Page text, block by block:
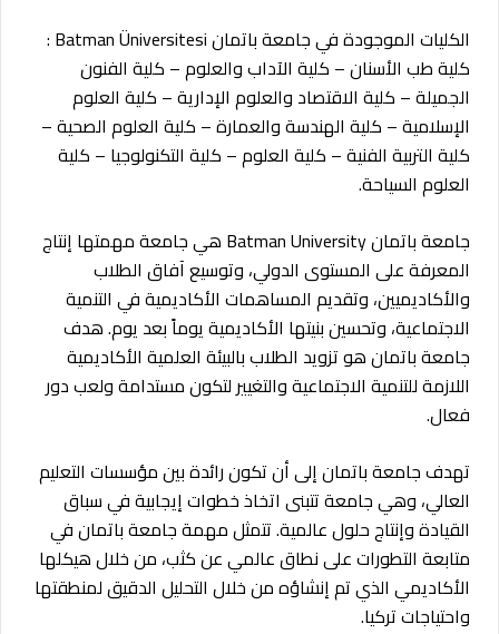
الكليات الموجودة في جامعة باتمان Batman Üniversitesi :
كلية طب الأسنان – كلية الآداب والعلوم – كلية الفنون
الجميلة – كلية الاقتصاد والعلوم الإدارية – كلية العلوم
الإسلامية – كلية الهندسة والعمارة – كلية العلوم الصحية –
كلية التربية الفنية – كلية العلوم – كلية التكنولوجيا – كلية
العلوم السياحة.
جامعة باتمان Batman University هي جامعة مهمتها إنتاج
المعرفة على المستوى الدولي، وتوسيع آفاق الطلاب
والأكاديميين، وتقديم المساهمات الأكاديمية في التنمية
الاجتماعية، وتحسين بنيتها الأكاديمية يوماً بعد يوم. هدف
جامعة باتمان هو تزويد الطلاب بالبيئة العلمية الأكاديمية
اللازمة للتنمية الاجتماعية والتغيير لتكون مستدامة ولعب دور
فعال.
تهدف جامعة باتمان إلى أن تكون رائدة بين مؤسسات التعليم
العالي، وهي جامعة تتبنى اتخاذ خطوات إيجابية في سباق
القيادة وإنتاج حلول عالمية. تتمثل مهمة جامعة باتمان في
متابعة التطورات على نطاق عالمي عن كثب، من خلال هيكلها
الأكاديمي الذي تم إنشاؤه من خلال التحليل الدقيق لمنطقتها
واحتياجات تركيا.